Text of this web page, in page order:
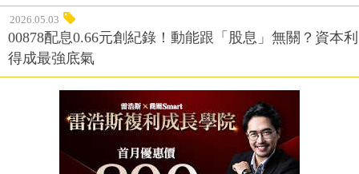
2026.05.03
00878配息0.66元創紀錄！動能跟「股息」無關？資本利
得成最強底氣